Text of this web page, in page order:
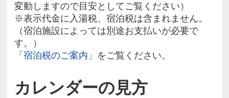
変動しますので目安としてご覧ください）
※表示代金に入湯税、宿泊税は含まれません。
（宿泊施設によっては別途お支払いが必要で
す。）
「 宿泊税のご案内 」をご覧ください。
カレンダーの見方